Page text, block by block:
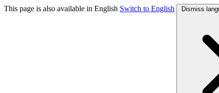
This page is also available in English Switch to English Dismiss